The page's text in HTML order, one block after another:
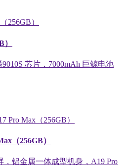
芯片，7000mAh 巨鲸电池
（256GB）
，铝金属一体成型机身，A19 Pro